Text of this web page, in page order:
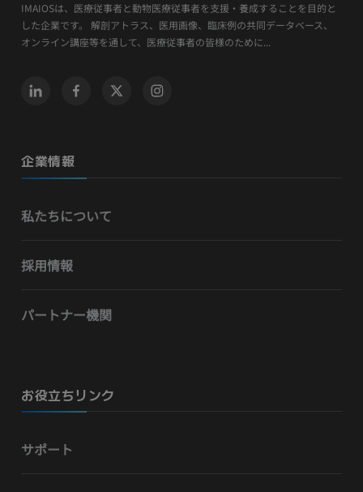
IMAIOSは、医療従事者と動物医療従事者を支援・養成することを目的と
した企業です。 解剖アトラス、医用画像、臨床例の共同データベース、
オンライン講座等を通して、医療従事者の皆様のために...
企業情報
私たちについて
採用情報
パートナー機関
お役立ちリンク
サポート